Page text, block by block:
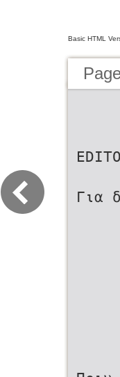
Basic HTML
Για